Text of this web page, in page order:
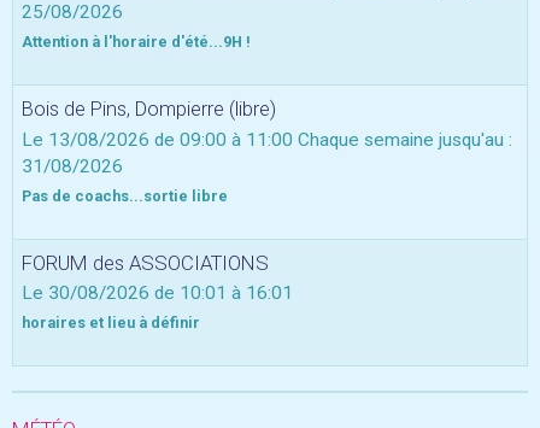
25/08/2026
Attention à l'horaire d'été...9H !
Bois de Pins, Dompierre (libre)
Le 13/08/2026 de 09:00 à 11:00 Chaque semaine jusqu'au :
31/08/2026
Pas de coachs...sortie libre
FORUM des ASSOCIATIONS
Le 30/08/2026 de 10:01 à 16:01
horaires et lieu à définir